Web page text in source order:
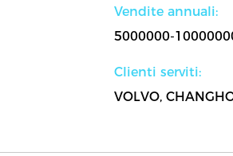
Vendite annuali:
5000000-
Clienti serviti: